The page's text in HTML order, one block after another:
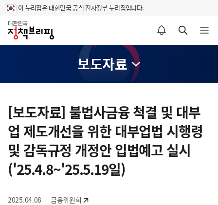
이 누리집은 대한민국 공식 전자정부 누리집입니다.
홈
알림설정 바로가기 검색 바로가기 메뉴 열기
보도자료
텐
츠
영
역
[보도자료] 불법사금융 척결 및 대부
업 제도개선을 위한 대부업법 시행령
및 감독규정 개정안 입법예고 실시
('25.4.8~'25.5.19일)
2025.04.08 금융위원회